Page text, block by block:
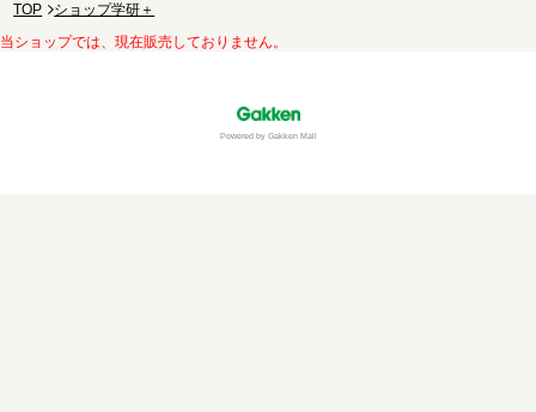
TOP
ショップ学研＋
当ショップでは、現在販売しておりません。
Powered by Gakken Mall